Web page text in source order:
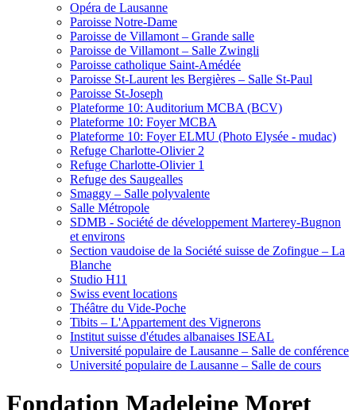
Opéra de Lausanne
Paroisse Notre-Dame
Paroisse de Villamont – Grande salle
Paroisse de Villamont – Salle Zwingli
Paroisse catholique Saint-Amédée
Paroisse St-Laurent les Bergières – Salle St-Paul
Paroisse St-Joseph
Plateforme 10: Auditorium MCBA (BCV)
Plateforme 10: Foyer MCBA
Plateforme 10: Foyer ELMU (Photo Elysée - mudac)
Refuge Charlotte-Olivier 2
Refuge Charlotte-Olivier 1
Refuge des Saugealles
Smaggy – Salle polyvalente
Salle Métropole
SDMB - Société de développement Marterey-Bugnon
et environs
Section vaudoise de la Société suisse de Zofingue – La
Blanche
Studio H11
Swiss event locations
Théâtre du Vide-Poche
Tibits – L'Appartement des Vignerons
Institut suisse d'études albanaises ISEAL
Université populaire de Lausanne – Salle de conférence
Université populaire de Lausanne – Salle de cours
Fondation Madeleine Moret